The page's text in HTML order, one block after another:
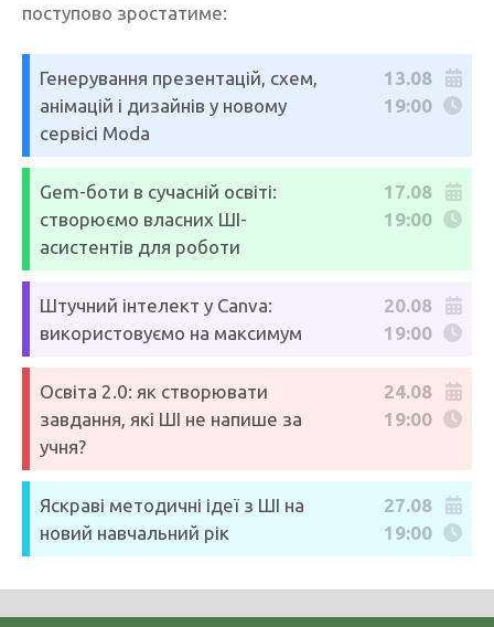
поступово зростатиме:
Генерування презентацій, схем,
анімацій і дизайнів у новому
сервісі Moda
13.08
19:00
Gem-боти в сучасній освіті:
створюємо власних ШІ-
асистентів для роботи
17.08
19:00
Штучний інтелект у Canva:
використовуємо на максимум
20.08
19:00
Освіта 2.0: як створювати
завдання, які ШІ не напише за
учня?
24.08
19:00
Яскраві методичні ідеї з ШІ на
новий навчальний рік
27.08
19:00